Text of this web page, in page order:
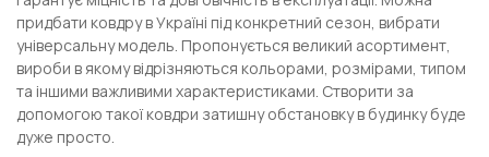
придбати ковдру в Україні під конкретний сезон, вибрати
універсальну модель. Пропонується великий асортимент,
вироби в якому відрізняються кольорами, розмірами, типом
та іншими важливими характеристиками. Створити за
допомогою такої ковдри затишну обстановку в будинку буде
дуже просто.